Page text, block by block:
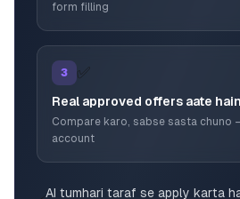
form filling
3 ✅
Real approved offers aate hain
Compare karo, sabse sasta chuno
account
AI tumhari taraf se apply karta